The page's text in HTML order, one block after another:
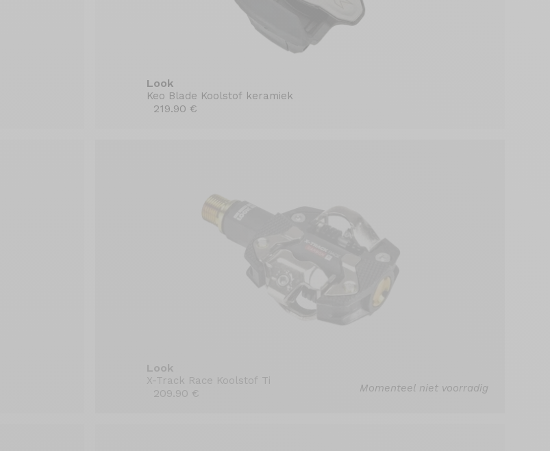
Look
Keo Blade Koolstof keramiek
219.90 €
Look
X-Track Race Koolstof Ti
209.90 € Momenteel niet voorradig